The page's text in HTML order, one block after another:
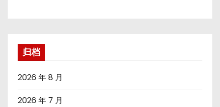
归档
2026 年 8 月
2026 年 7 月